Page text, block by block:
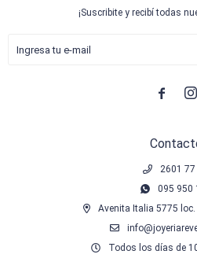
2601 77
095 950
Avenita Italia 5775
Todos los días de
¡Suscribite y recibí todas
 